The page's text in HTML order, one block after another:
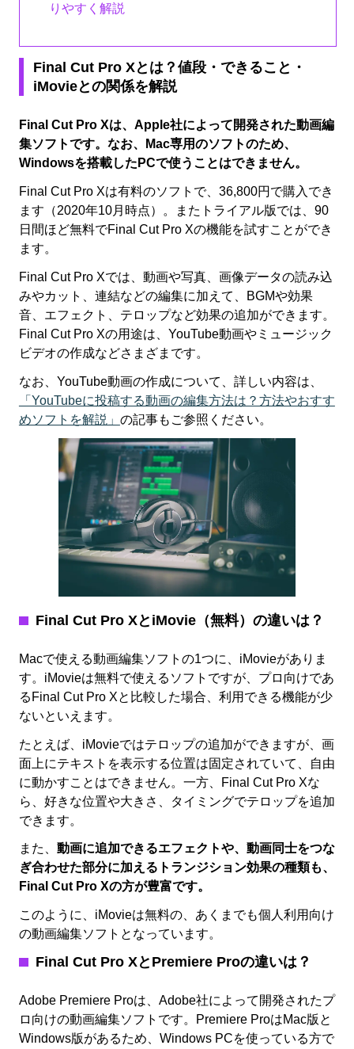
りやすく解説
Final Cut Pro Xとは？値段・できること・
iMovieとの関係を解説
Final Cut Pro Xは、Apple社によって開発された動画編
集ソフトです。なお、Mac専用のソフトのため、
Windowsを搭載したPCで使うことはできません。
Final Cut Pro Xは有料のソフトで、36,800円で購入でき
ます（2020年10月時点）。またトライアル版では、90
日間ほど無料でFinal Cut Pro Xの機能を試すことができ
ます。
Final Cut Pro Xでは、動画や写真、画像データの読み込
みやカット、連結などの編集に加えて、BGMや効果
音、エフェクト、テロップなど効果の追加ができます。
Final Cut Pro Xの用途は、YouTube動画やミュージック
ビデオの作成などさまざまです。
なお、YouTube動画の作成について、詳しい内容は、
「YouTubeに投稿する動画の編集方法は？方法やおすす
めソフトを解説」 の記事もご参照ください。
Final Cut Pro XとiMovie（無料）の違いは？
Macで使える動画編集ソフトの1つに、iMovieがありま
す。iMovieは無料で使えるソフトですが、プロ向けであ
るFinal Cut Pro Xと比較した場合、利用できる機能が少
ないといえます。
たとえば、iMovieではテロップの追加ができますが、画
面上にテキストを表示する位置は固定されていて、自由
に動かすことはできません。一方、Final Cut Pro Xな
ら、好きな位置や大きさ、タイミングでテロップを追加
できます。
また、 動画に追加できるエフェクトや、動画同士をつな
ぎ合わせた部分に加えるトランジション効果の種類も、
Final Cut Pro Xの方が豊富です。
このように、iMovieは無料の、あくまでも個人利用向け
の動画編集ソフトとなっています。
Final Cut Pro XとPremiere Proの違いは？
Adobe Premiere Proは、Adobe社によって開発されたプ
ロ向けの動画編集ソフトです。Premiere ProはMac版と
Windows版があるため、Windows PCを使っている方で